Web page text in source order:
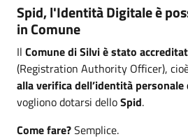
Spid, l'Identità Digitale è
in Comune
Il Comune di Silvi è stato
(Registration Authority Officer),
alla verifica dell’identità
vogliono dotarsi delloSpid.
Come fare?Semplice.